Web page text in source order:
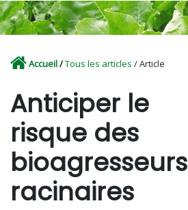
Accueil/Tous les articles / Article
Anticiper le
risque des
bioagresseurs
racinaires